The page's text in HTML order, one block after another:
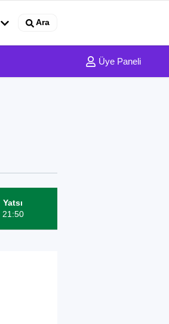
Ara
Üye Paneli
Yatsı
21:50